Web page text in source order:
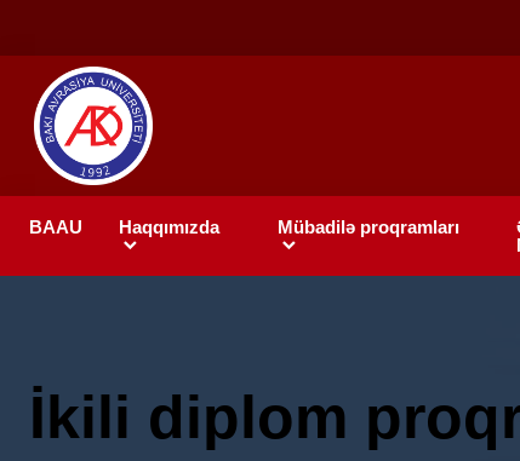
BAAU Haqqımızda Mübadilə proqramları
İkili diplom